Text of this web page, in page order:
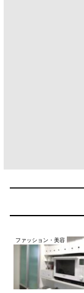
ファッション・美容